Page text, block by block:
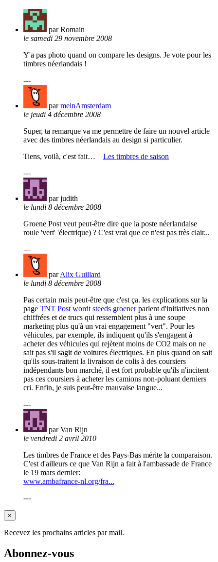
par Romain
le samedi 29 novembre 2008
Y'a pas photo quand on compare les designs. Je vote pour les
timbres néerlandais !
---
parmeinAmsterdam
le jeudi 4 décembre 2008
Super, ta remarque va me permettre de faire un nouvel article
avec des timbres néerlandais au design si particulier.
Tiens, voilà, c'est fait… Les timbres de saison
---
par judith
le lundi 8 décembre 2008
Groene Post veut peut-être dire que la poste néerlandaise
roule 'vert' 'électrique) ? C'est vrai que ce n'est pas très clair...
---
parAlix Guillard
le lundi 8 décembre 2008
Pas certain mais peut-être que c'est ça. les explications sur la
page TNT Post wordt steeds groenerparlent d'initiatives non
chiffrées et de trucs qui ressemblent plus à une soupe
marketing plus qu'à un vrai engagement "vert". Pour les
véhicules, par exemple, ils indiquent qu'ils s'engagent à
acheter des véhicules qui rejètent moins de CO2 mais on ne
sait pas s'il sagit de voitures électriques. En plus quand on sait
qu'ils sous-traitent la livraison de colis à des coursiers
indépendants bon marché, il est fort probable qu'ils n'incitent
pas ces coursiers à acheter les camions non-poluant derniers
cri. Enfin, je suis peut-être mauvaise langue...
---
par Van Rijn
le vendredi 2 avril 2010
Les timbres de France et des Pays-Bas mérite la comparaison.
C'est d'ailleurs ce que Van Rijn a fait à l'ambassade de France
le 19 mars dernier:
www.ambafrance-nl.org/fra...
---
×
Recevez les prochains articles par mail.
Abonnez-vous